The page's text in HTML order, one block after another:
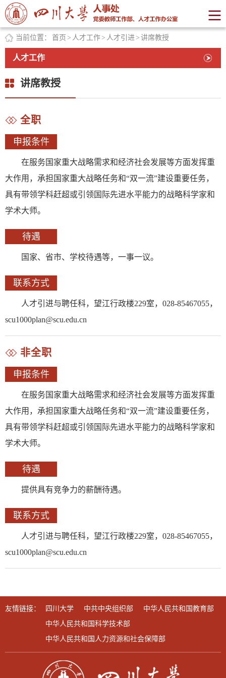
当前位置： 首页 > 人才工作> 人才引进> 讲席教授
人才工作
讲席教授
全职
申报条件
在服务国家重大战略需求和经济社会发展等方面发挥重
大作用，承担国家重大战略任务和“双一流”建设重要任务，
具有带领学科赶超或引领国际先进水平能力的战略科学家和
学术大师。
待遇
国家、省市、学校待遇等，一事一议。
联系方式
人才引进与聘任科，望江行政楼229室，028-85467055，
scu1000plan@scu.edu.cn
非全职
申报条件
在服务国家重大战略需求和经济社会发展等方面发挥重
大作用，承担国家重大战略任务和“双一流”建设重要任务，
具有带领学科赶超或引领国际先进水平能力的战略科学家和
学术大师。
待遇
提供具有竞争力的薪酬待遇。
联系方式
人才引进与聘任科，望江行政楼229室，028-85467055，
scu1000plan@scu.edu.cn
友情链接： 四川大学 中共中央组织部
中华人民共和国教育部
中华人民共和国科学技术部
中华人民共和国人力资源和社会保障部